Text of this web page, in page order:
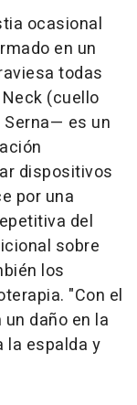
ocasional
en un
todas
(cuello
es un
dispositivos
por una
del
sobre
los
"Con el
daño en la
la espalda y